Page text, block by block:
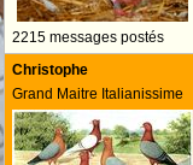
2215 messages postés
Christophe
Grand Maitre Italianissime